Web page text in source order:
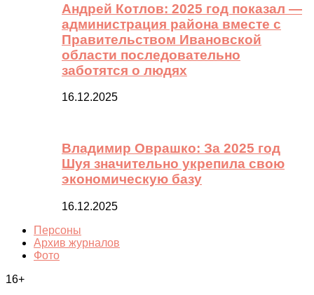
Андрей Котлов: 2025 год показал —
администрация района вместе с
Правительством Ивановской
области последовательно
заботятся о людях
16.12.2025
Владимир Оврашко: За 2025 год
Шуя значительно укрепила свою
экономическую базу
16.12.2025
Персоны
Архив журналов
Фото
16+